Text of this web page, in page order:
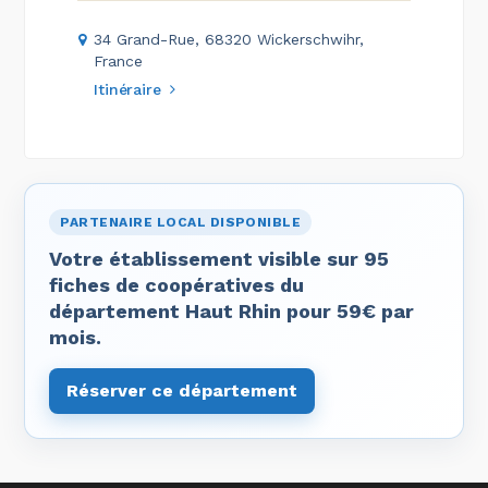
34 Grand-Rue, 68320 Wickerschwihr,
France
Itinéraire
PARTENAIRE LOCAL DISPONIBLE
Votre établissement visible sur 95
fiches de coopératives du
département Haut Rhin pour 59€ par
mois.
Réserver ce département